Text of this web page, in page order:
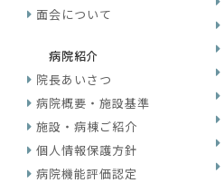
面会について
病院紹介
院長あいさつ
病院概要・施設基準
施設・病棟ご紹介
個人情報保護方針
病院機能評価認定